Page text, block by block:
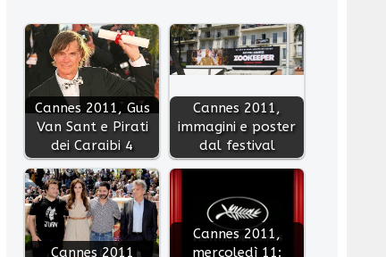
Cannes 2011, Gus
Van Sant e Pirati
dei Caraibi 4
Cannes 2011,
immagini e poster
dal festival
Cannes 2011
Cannes 2011,
mercoledì 11: